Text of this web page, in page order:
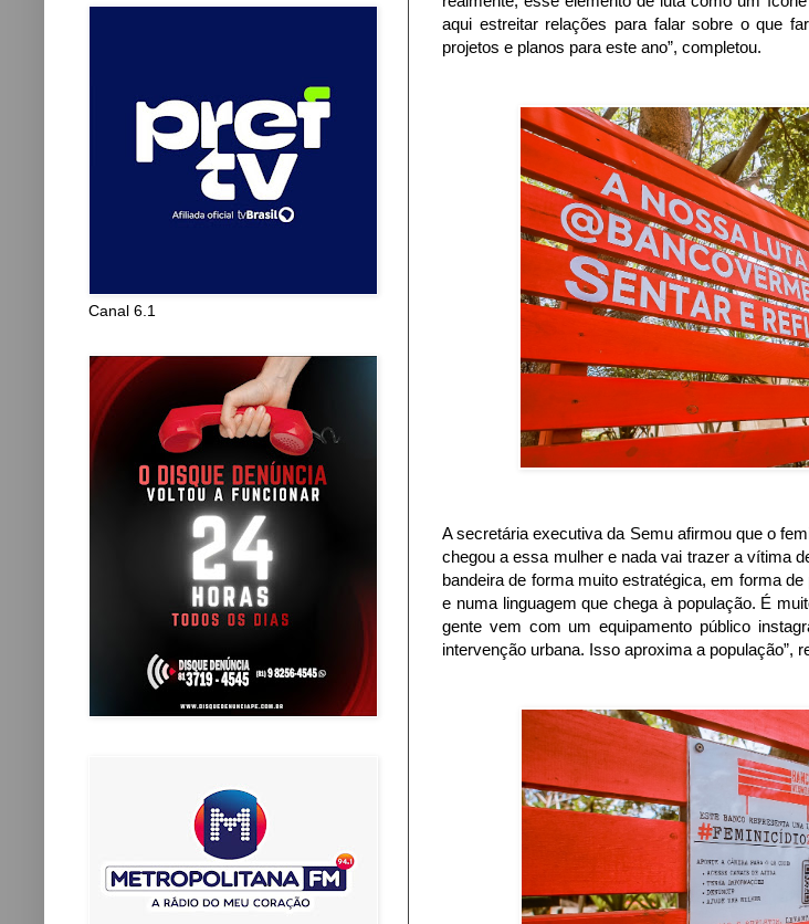
aqui estreitar relações para falar sobre o que
projetos e planos para este ano”, completou.
A secretária executiva da Semu afirmou que o
chegou a essa mulher e nada vai trazer a vítima
bandeira de forma muito estratégica, em forma
e numa linguagem que chega à população. É
gente vem com um equipamento público
intervenção urbana. Isso aproxima a população”,
Canal 6.1